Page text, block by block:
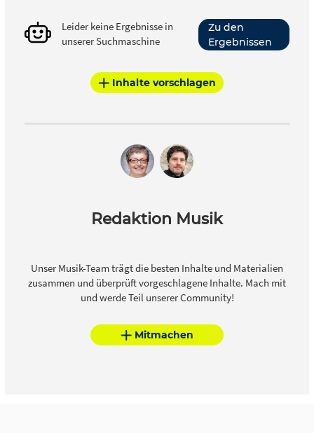
Leider keine Ergebnisse in
unserer Suchmaschine
Zu den
Ergebnissen
Inhalte vorschlagen
Redaktion Musik
Unser Musik-Team trägt die besten Inhalte und Materialien
zusammen und überprüft vorgeschlagene Inhalte. Mach mit
und werde Teil unserer Community!
Mitmachen